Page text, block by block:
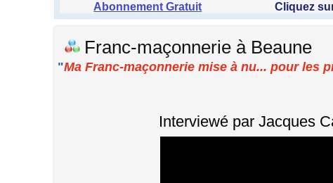
Abonnement Gratuit Cliquez
Franc-maçonnerie à Beaune
"Ma Franc-maçonnerie mise à nu... pour les
Interviewé par Jacques